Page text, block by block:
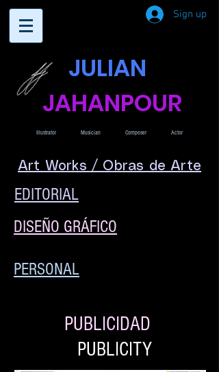
Sign up
JULIAN
JAHANPOUR
Illustrator Musician Composer Actor
Art Works / Obras de Arte
EDITORIAL
DISEÑO GRÁFICO
PERSONAL
PUBLICIDAD
PUBLICITY